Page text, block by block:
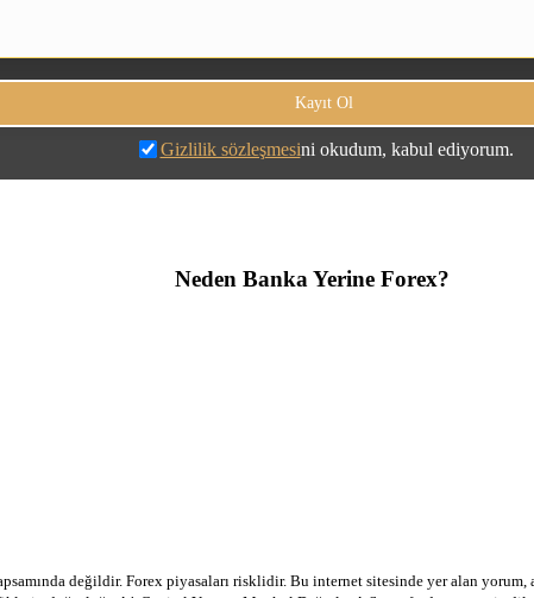
Gizlilik sözleşmesini okudum, kabul ediyorum.
Neden Banka Yerine Forex?
değildir. Forex piyasaları risklidir. Bu internet sitesinde yer alan